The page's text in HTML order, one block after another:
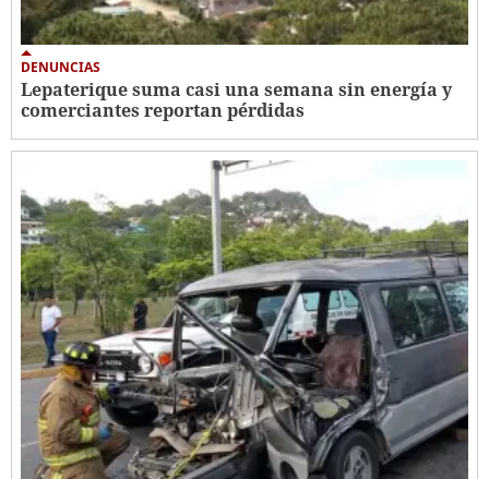
DENUNCIAS
Lepaterique suma casi una semana sin energía y
comerciantes reportan pérdidas